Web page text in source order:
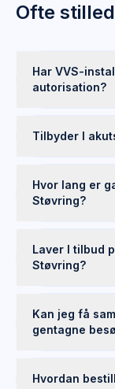
Ofte
Har VVS-
autorisation?
Tilbyder I
Hvor lang er
Støvring?
Laver I tilbud
Støvring?
Kan jeg få
gentagne
Hvordan